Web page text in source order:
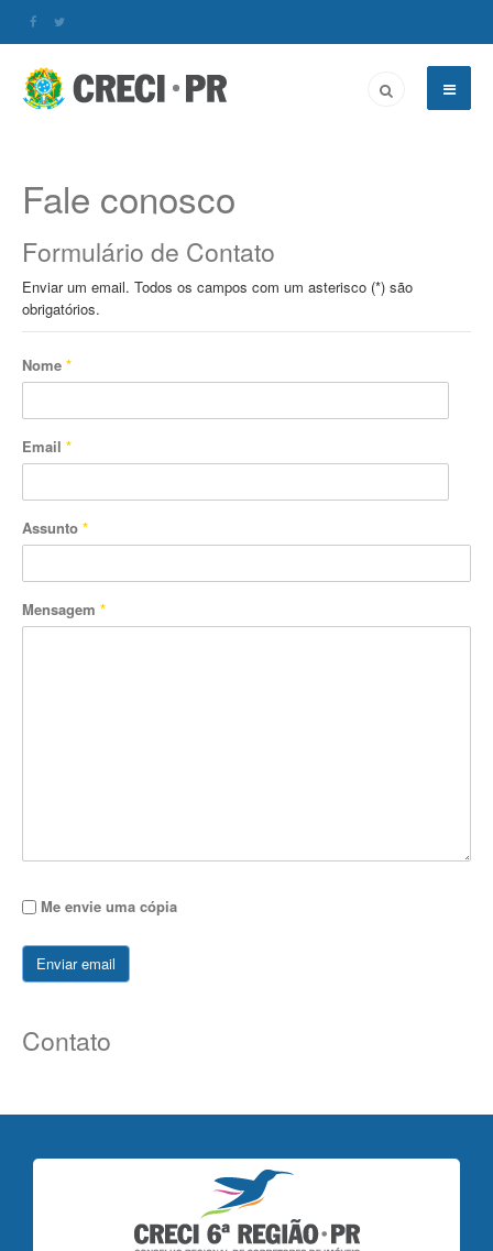
Fale conosco
Formulário de Contato
Enviar um email. Todos os campos com um asterisco (*) são
obrigatórios.
Nome *
Email *
Assunto *
Mensagem *
Me envie uma cópia
Enviar email
Contato